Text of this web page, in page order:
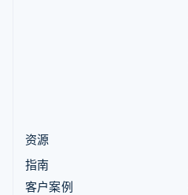
资源
指南
客户案例